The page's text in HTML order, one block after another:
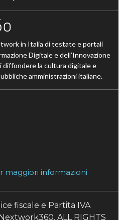
in Italia di testate e portali
Digitale e dell’Innovazione
diffondere la cultura digitale e
amministrazioni italiane.
maggiori informazioni
fiscale e Partita IVA
ALL RIGHTS